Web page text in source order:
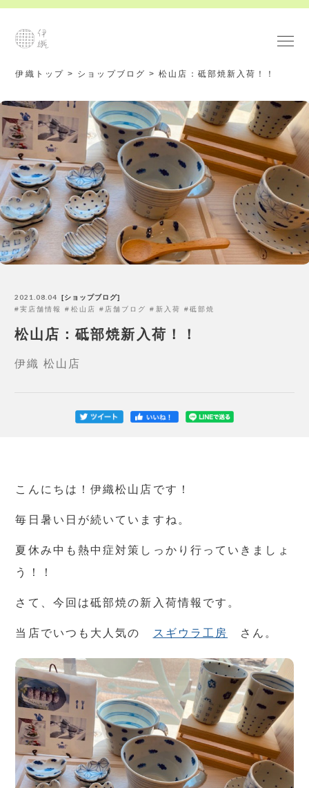
伊織トップ > ショップブログ >松山店：砥部焼新入荷！！
2021.08.04
ショップブログ
実店舗情報
松山店 店舗ブログ 新入荷 砥部焼
松山店：砥部焼新入荷！！
伊織 松山店
こんにちは！伊織松山店です！
毎日暑い日が続いていますね。
夏休み中も熱中症対策しっかり行っていきましょ
う！！
さて、今回は砥部焼の新入荷情報です。
当店でいつも大人気の スギウラ工房 さん。